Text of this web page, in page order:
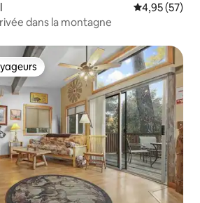
Note
4,95 (57)
dans la montagne
parmi les plus aimés